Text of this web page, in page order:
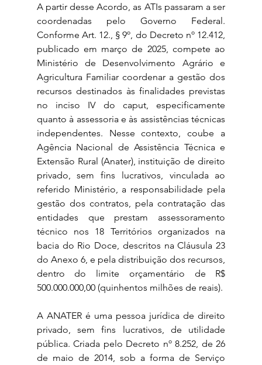
A partir desse Acordo, as ATIs passaram a ser
coordenadas pelo Governo Federal.
Conforme Art. 12., § 9º, do Decreto nº 12.412,
publicado em março de 2025, compete ao
Ministério de Desenvolvimento Agrário e
Agricultura Familiar coordenar a gestão dos
recursos destinados às finalidades previstas
no inciso IV do caput, especificamente
quanto à assessoria e às assistências técnicas
independentes. Nesse contexto, coube a
Agência Nacional de Assistência Técnica e
Extensão Rural (Anater), instituição de direito
privado, sem fins lucrativos, vinculada ao
referido Ministério, a responsabilidade pela
gestão dos contratos, pela contratação das
entidades que prestam assessoramento
técnico nos 18 Territórios organizados na
bacia do Rio Doce, descritos na Cláusula 23
do Anexo 6, e pela distribuição dos recursos,
dentro do limite orçamentário de R$
500.000.000,00 (quinhentos milhões de reais).
A ANATER é uma pessoa jurídica de direito
privado, sem fins lucrativos, de utilidade
pública. Criada pelo Decreto nº 8.252, de 26
de maio de 2014, sob a forma de Serviço